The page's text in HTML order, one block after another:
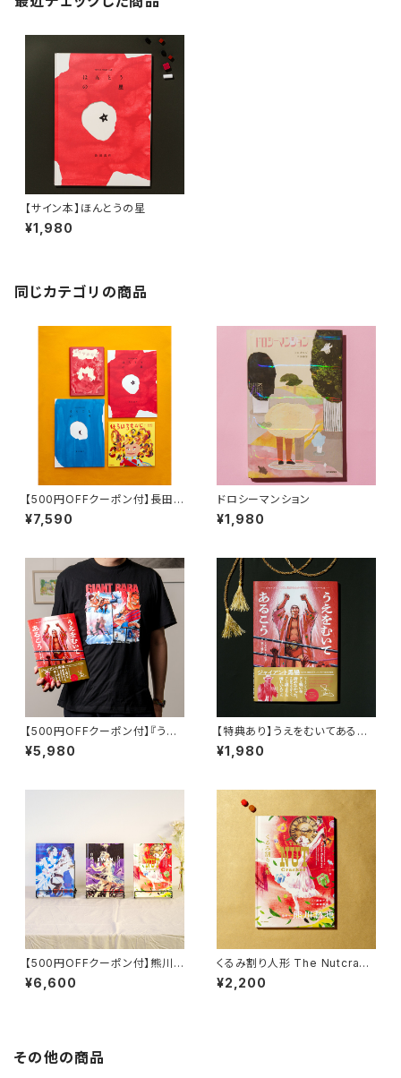
【サイン本】ほんとうの星
¥1,980
同じカテゴリの商品
【500円OFFクーポン付】長田
真作の世界セット 『ほんとうの
星』 『そらごとの月』 『まろやか
¥7,590
ドロシーマンション
¥1,980
【500円OFFクーポン付】『うえ
をむいてあるこう』セット 『うえを
むいてあるこう』の本とTシャツ
¥5,980
【特典あり】うえをむいてあるこ
う〜ジャイアント馬場、世界をわ
かせた最初のショーヘイ
¥1,980
【500円OFFクーポン付】熊川
哲也アートノベルセット
¥6,600
くるみ割り人形 The Nutcrack
er
¥2,200
その他の商品